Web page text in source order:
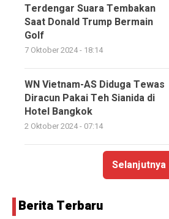
Terdengar Suara Tembakan
Saat Donald Trump Bermain
Golf
7 Oktober 2024 - 18:14
WN Vietnam-AS Diduga Tewas
Diracun Pakai Teh Sianida di
Hotel Bangkok
2 Oktober 2024 - 07:14
Selanjutnya
Berita Terbaru